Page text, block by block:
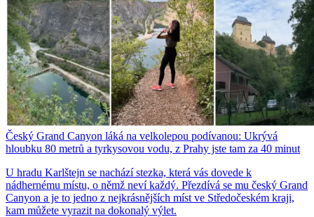
Český Grand Canyon láká na velkolepou podívanou: Ukrývá
hloubku 80 metrů a tyrkysovou vodu, z Prahy jste tam za 40 minut
U hradu Karlštejn se nachází stezka, která vás dovede k
nádhernému místu, o němž neví každý. Přezdívá se mu český Grand
Canyon a je to jedno z nejkrásnějších míst ve Středočeském kraji,
kam můžete vyrazit na dokonalý výlet.